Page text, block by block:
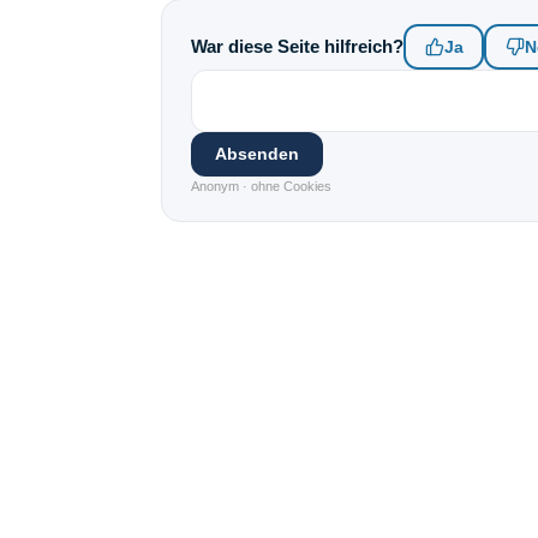
War diese Seite hilfreich? Ja
Absenden
Anonym · ohne Cookies